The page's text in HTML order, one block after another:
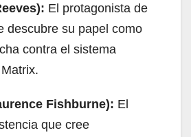
El protagonista de
descubre su papel como
contra el sistema
Fishburne): El
que cree